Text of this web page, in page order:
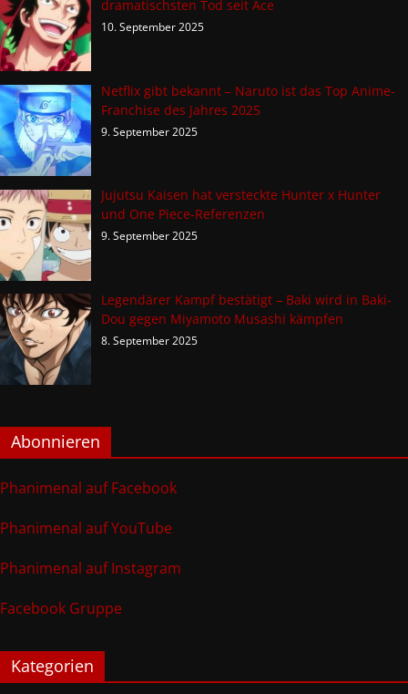
dramatischsten Tod seit Ace
10. September 2025
Netflix gibt bekannt – Naruto ist das Top Anime-
Franchise des Jahres 2025
9. September 2025
Jujutsu Kaisen hat versteckte Hunter x Hunter
und One Piece-Referenzen
9. September 2025
Legendärer Kampf bestätigt – Baki wird in Baki-
Dou gegen Miyamoto Musashi kämpfen
8. September 2025
Abonnieren
Phanimenal auf Facebook
Phanimenal auf YouTube
Phanimenal auf Instagram
Facebook Gruppe
Kategorien